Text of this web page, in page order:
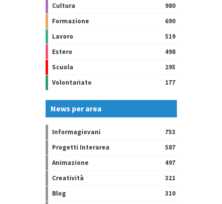
Cultura
980
Formazione
690
Lavoro
519
Estero
498
Scuola
295
Volontariato
177
News per area
Informagiovani
753
Progetti Interarea
587
Animazione
497
Creatività
321
Blog
310